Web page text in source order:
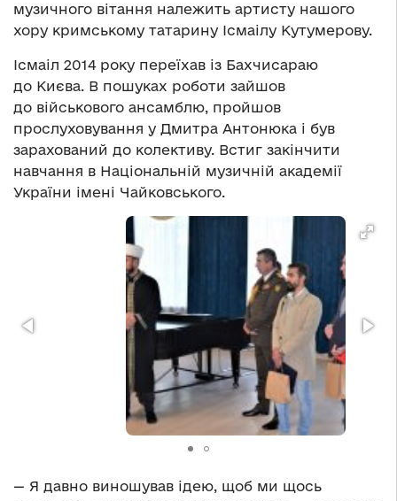
музичного вітання належить артисту нашого
хору кримському татарину Ісмаілу Кутумерову.
Ісмаіл 2014 року переїхав із Бахчисараю
до Києва. В пошуках роботи зайшов
до військового ансамблю, пройшов
прослуховування у Дмитра Антонюка і був
зарахований до колективу. Встиг закінчити
навчання в Національній музичній академії
України імені Чайковського.
— Я давно виношував ідею, щоб ми щось